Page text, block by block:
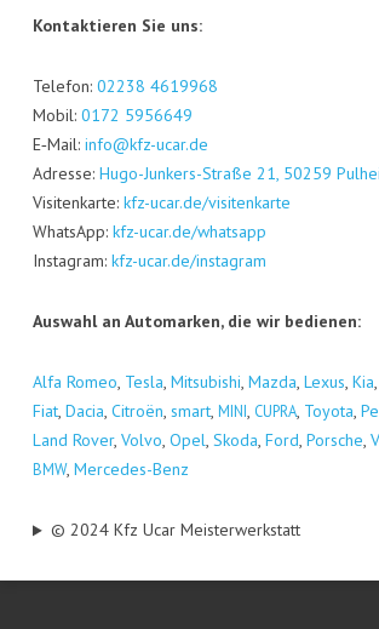
Kon­tak­tie­ren Sie uns:
Tele­fon: 02238 4619968
Mobil: 0172 5956649
E‑Mail: info@kfz-ucar.de
Adres­se: Hugo-Jun­kers-Stra­ße 21, 50259
Visi­ten­kar­te: kfz-ucar.de/visitenkarte
Whats­App: kfz-ucar.de/whatsapp
Insta­gram: kfz-ucar.de/instagram
Aus­wahl an Auto­mar­ken, die wir bedienen:
Alfa Romeo, Tes­la, Mitsu­bi­shi, Maz­da, Lexus, Kia,
Fiat, Dacia, Citro­ën, smart, MINI, CUPRA, Toyo­ta,
Land Rover, Vol­vo, Opel, Sko­da, Ford, Por­sche,
BMW, Mer­ce­des-Benz
© 2024 Kfz Ucar Meisterwerkstatt